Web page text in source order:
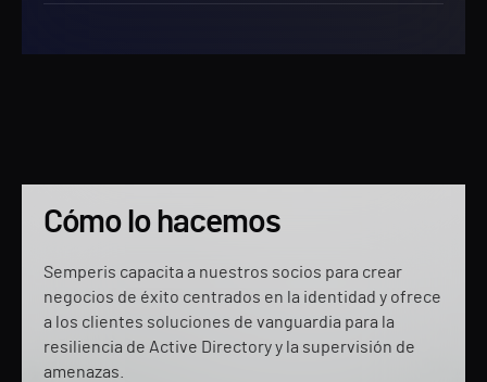
Cómo lo hacemos
Semperis capacita a nuestros socios para crear
negocios de éxito centrados en la identidad y ofrece
a los clientes soluciones de vanguardia para la
resiliencia de Active Directory y la supervisión de
amenazas.